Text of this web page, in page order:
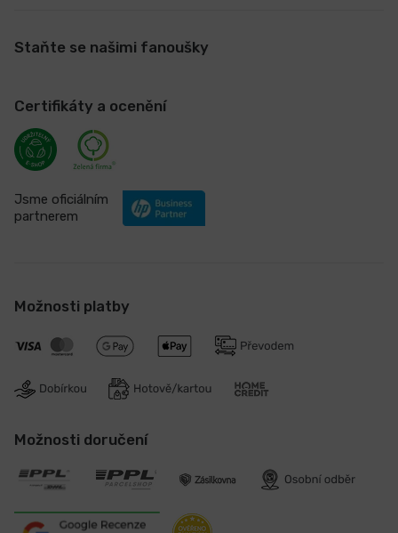
Staňte se našimi fanoušky
Certifikáty a ocenění
Jsme oficiálním
partnerem
Možnosti platby
Možnosti doručení